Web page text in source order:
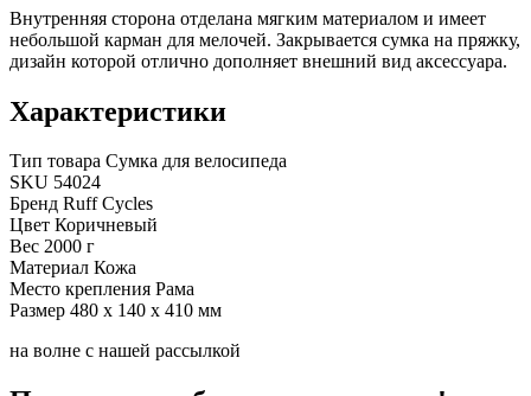
Внутренняя сторона отделана мягким материалом и имеет
небольшой карман для мелочей. Закрывается сумка на пряжку,
дизайн которой отлично дополняет внешний вид аксессуара.
Характеристики
Тип товара Сумка для велосипеда
SKU 54024
Бренд Ruff Cycles
Цвет Коричневый
Вес 2000 г
Материал Кожа
Место крепления Рама
Размер 480 х 140 х 410 мм
на волне с нашей рассылкой